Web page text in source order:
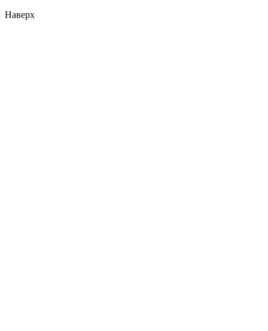
Наверх